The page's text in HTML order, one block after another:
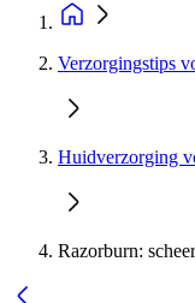
Verzorgingstips
Huidverzorging
Razorburn: